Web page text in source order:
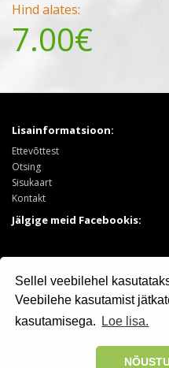
Sellel veebilehel
Veebilehe kasutamist
kasutamisega.
Loe lisa.
7.00€
Hind alates:
Lisainformatsioon:
Ettevõttest
Otsing
Sisukaart
Kontakt
Jälgige meid Facebookis:
Puukool
Sooduspakkumised
Osaühing Kristiine